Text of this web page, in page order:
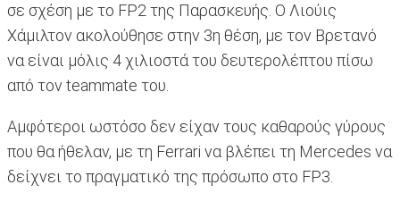
σε σχέση με το FP2 της Παρασκευής. Ο Λιούις
Χάμιλτον ακολούθησε στην 3η θέση, με τον Βρετανό
να είναι μόλις 4 χιλιοστά του δευτερολέπτου πίσω
από τον teammate του.
Αμφότεροι ωστόσο δεν είχαν τους καθαρούς γύρους
που θα ήθελαν, με τη Ferrari να βλέπει τη Mercedes να
δείχνει το πραγματικό της πρόσωπο στο FP3.